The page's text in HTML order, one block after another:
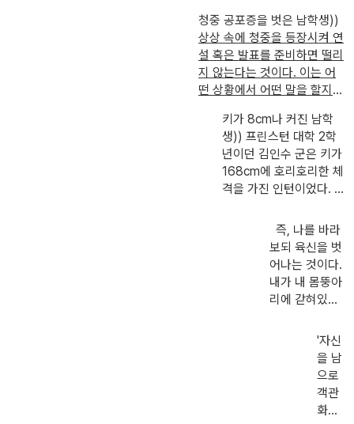
때 가장 기뻐할 남자친구와 아버지
의 모습도 함께 떠올려보라고 했다.
흡연 충동이 일 때마다 남자친구와
아버지가 '우리 A는 대단하다. 금연
에 성공하다니~' 라고 칭찬해주는
모습을 떠올리자 흡연은 물론 알코
올 중독에서도 해방되었다고 한다.
청중 공포증을 벗은 남학생))
상상 속에 청중을 등장시켜 연
설 혹은 발표를 준비하면 떨리
지 않는다는 것이다. 이는 어
떤 상황에서 어떤 말을 할지
지고 있기 때문이다. 이를심
상화라고 하고 이는 존F. 케네
디, 올림픽 훈련에 참가하는
선수들에게도 쓰이는 기법이
라고 한다. 캐나다 요크 대학
석한다. '한 사람이 한 가지를
바라볼 때 변화가 일어난다면
여러 사람들이 한꺼번에 바라
볼 땐 더 큰 변화가 일어나는
건 당연하죠. 지켜보는 사람들
객관적으로 바라볼 수 있기도
키가 8cm나 커진 남학
생)) 프린스턴 대학 2학
년이던 김인수 군은 키가
168cm에 호리호리한 체
격을 가진 인턴이었다. 2
사이에 8cm가 컸다고 한
다. 그는 매일 밤 자기 전
에 누워서 척추 마디마디
가 조금씩 늘어나는 이미
지를 그리고 그것을 보고
이는 그가 다니던 프린스
턴 대학에 유명한 양자물
리학 교수들의 강의를 청
강하여 알게된 관찰자 효
과를 적용한 것이라고 한
즉, 나를 바라
보되 육신을 벗
어나는 것이다.
내가 내 몸뚱아
리에 갇혀있다
고 나를 객관적
으로 바라보고
상상 속의 청중
(제 3자)도 등
장시켜 함께 보
'자신
을 남
으로
객관
화시